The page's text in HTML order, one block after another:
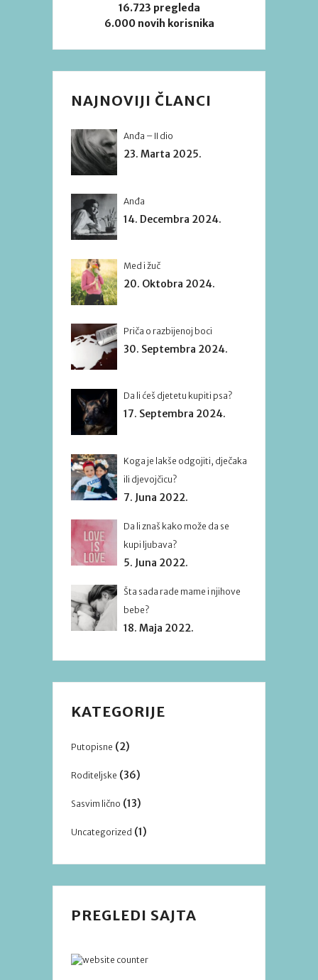
16.723 pregleda
6.000 novih korisnika
NAJNOVIJI ČLANCI
Anđa – II dio
23. Marta 2025.
Anđa
14. Decembra 2024.
Med i žuč
20. Oktobra 2024.
Priča o razbijenoj boci
30. Septembra 2024.
Da li ćeš djetetu kupiti psa?
17. Septembra 2024.
Koga je lakše odgojiti, dječaka
ili djevojčicu?
7. Juna 2022.
Da li znaš kako može da se
kupi ljubava?
5. Juna 2022.
Šta sada rade mame i njihove
bebe?
18. Maja 2022.
KATEGORIJE
Putopisne (2)
Roditeljske (36)
Sasvim lično (13)
Uncategorized (1)
PREGLEDI SAJTA